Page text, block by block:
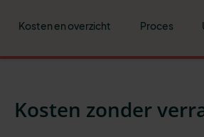
Kosten en overzicht Proces
Kosten zonder